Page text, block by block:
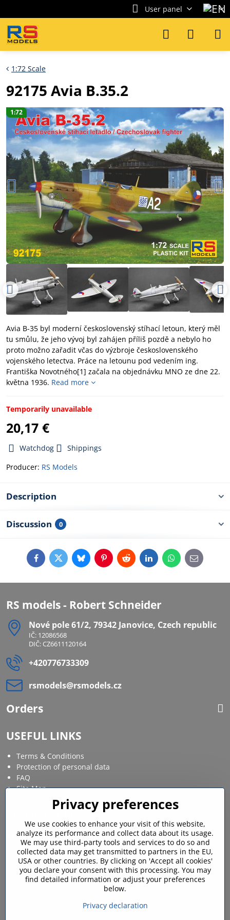
User panel
1:72
1:72 Scale
92175 Avia B.35.2
Avia B-35 byl moderní československý stíhací letoun, který měl
tu smůlu, že jeho vývoj byl zahájen příliš pozdě a nebylo ho
proto možno zařadit včas do výzbroje československého
vojenského letectva. Práce na letounu pod vedením ing.
Františka Novotného[1] začala na objednávku MNO ze dne 22.
května 1936. Read more
Temporarily unavailable
20,17 €
Watchdog
Shippings
Producer: RS Models
Description
Discussion 0
FacebookTwitterBlueskyPinterestRedditLinkedInWhatsApp
E-
mail
RS models - Robert Schneider
Nové pole 61/2, 79342 Janovice, Czech republic
IČ: 12086568
DIČ: CZ6611120164
+420776733309
rsmodels​@rsmodels​.cz
Orders
USEFUL LINKS
Terms & Conditions
Protection of personal data
FAQ
Site Map
Facebook Instagram
MY ACCOUNT
Login / My account
Privacy preferences
We use cookies to enhance your visit of this website,
analyze its performance and collect data about its usage.
We may use third-party tools and services to do so and
collected data may get transmitted to partners in the EU,
USA or other countries. By clicking on 'Accept all cookies'
you declare your consent with this processing. You may
find detailed information or adjust your preferences
below.
Privacy declaration